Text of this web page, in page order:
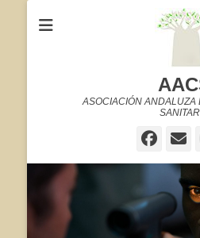
ASOCIACIÓN ANDALUZA